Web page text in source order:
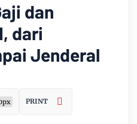
dan
dari
Jenderal
PRINT